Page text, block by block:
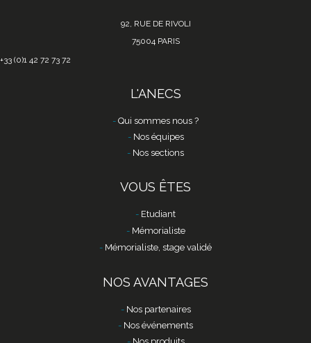
92, RUE DE RIVOLI
75004 PARIS
+33 (0)1 42 72 73 72
L'ANECS
Qui sommes nous ?
Nos équipes
Nos sections
VOUS ÊTES
Etudiant
Mémorialiste
Mémorialiste, stage validé
NOS AVANTAGES
Nos partenaires
Nos événements